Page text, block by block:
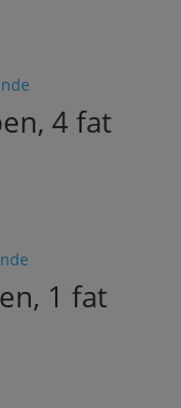
4 fat
1 fat